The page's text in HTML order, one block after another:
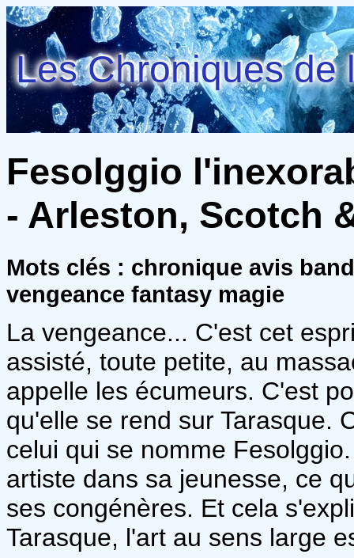
Les Chroniques de
Fesolggio
- Arleston, Scotch
Mots clés : chronique avis
vengeance fantasy magie
La vengeance... C'est cet
assisté, toute petite, au
appelle les écumeurs. C'est
qu'elle se rend sur Tarasque.
celui qui se nomme
artiste dans sa jeunesse, ce
ses congénères. Et cela
Tarasque, l'art au sens large